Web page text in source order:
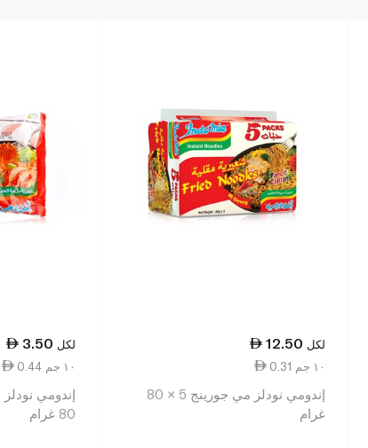
12.50 لكل
0.31 ١٠ جم
إندومي نودلز مي جورينج 5 × 80
غرام
3.50 لكل
0.44 ١٠ جم
إندومي
80 غرام